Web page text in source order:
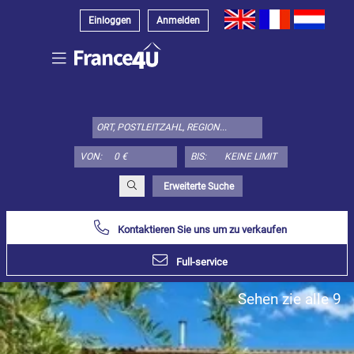
Einloggen Anmelden
VON: BIS:
Erweiterte Suche
Immobilienstyp
Duplex
Penthouse
Kontaktieren Sie uns um zu verkaufen
Full-service
Sehen zie alle 9